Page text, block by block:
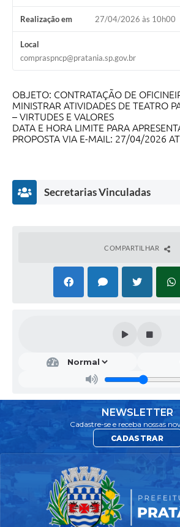
Realização em 27/04/2026 às 10h00
Local
compraspncp@pratania.sp.gov.br
OBJETO: CONTRATAÇÃO DE
MINISTRAR ATIVIDADES DE TEATRO
– VIRTUDES E VALORES
DATA E HORA LIMITE PARA
PROPOSTA VIA E-MAIL: 27/04/2026
Secretarias Vinculadas
ETO
ISTÊ
A E
ENV
OLV
O...
VÂN
COMPARTILHAR
NEWSLETTER
Cadastre-se e receba nossas
CADASTRAR